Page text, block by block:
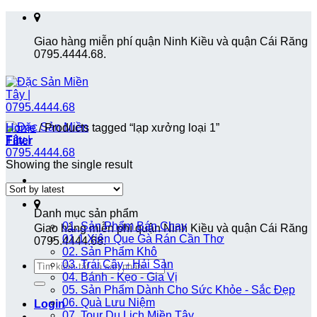
Skip
contentGiao hàng miễn phí quận Ninh Kiều và quận Cái Răng
0795.4444.68.
Giao hàng miễn phí quận Ninh Kiều và quận Cái Răng
0795.4444.68.
Search
for:
Login
Home /Products tagged “lạp xưởng loại 1”
Filter
Showing the single result
Danh mục sản phẩm
01. Sản Phẩm Bán Chạy
01.1 Xiên Que Gà Rán Cần Thơ
02. Sản Phẩm Khô
03. Trái Cây - Hải Sản
04. Bánh - Kẹo - Gia Vị
05. Sản Phẩm Dành Cho Sức Khỏe - Sắc Đẹp
06. Quà Lưu Niệm